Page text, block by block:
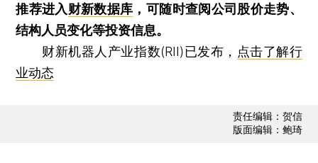
推荐进入财新数据库 ，可随时查阅公司股价走势、
结构人员变化等投资信息。
财新机器人产业指数(RII)已发布， 点击了解行
业动态
责任编辑：贺信
版面编辑：鲍琦